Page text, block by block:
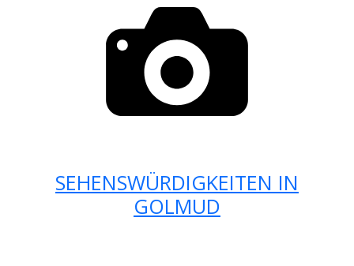
SEHENSWÜRDIGKEITEN IN
GOLMUD